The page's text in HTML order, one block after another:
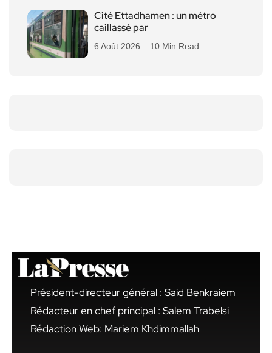
Cité Ettadhamen : un métro
caillassé par
6 Août 2026 10 Min Read
Président-directeur général : Said Benkraiem
Rédacteur en chef principal : Salem Trabelsi
Rédaction Web: Mariem Khdimmallah